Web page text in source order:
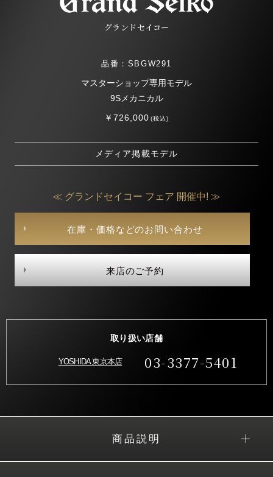
グランドセイコー
品番：SBGW291
マスターショップ専用モデル
9Sメカニカル
￥726,000(税込)
メディア掲載モデル
≪ グランドセイコー フェア 開催中! ≫
在庫・価格などのお問い合わせ
来店のご予約
取り扱い店舗
YOSHIDA 東京本店 03-3377-5401
商品説明